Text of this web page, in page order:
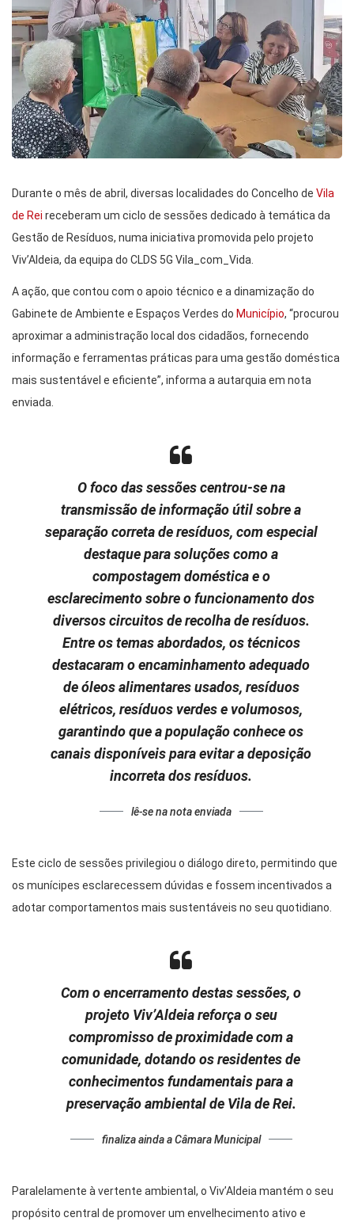
Durante o mês de abril, diversas localidades do Concelho de Vila
de Rei receberam um ciclo de sessões dedicado à temática da
Gestão de Resíduos, numa iniciativa promovida pelo projeto
Viv’Aldeia, da equipa do CLDS 5G Vila_com_Vida.
A ação, que contou com o apoio técnico e a dinamização do
Gabinete de Ambiente e Espaços Verdes do Município, “procurou
aproximar a administração local dos cidadãos, fornecendo
informação e ferramentas práticas para uma gestão doméstica
mais sustentável e eficiente”, informa a autarquia em nota
enviada.
O foco das sessões centrou-se na
transmissão de informação útil sobre a
separação correta de resíduos, com especial
destaque para soluções como a
compostagem doméstica e o
esclarecimento sobre o funcionamento dos
diversos circuitos de recolha de resíduos.
Entre os temas abordados, os técnicos
destacaram o encaminhamento adequado
de óleos alimentares usados, resíduos
elétricos, resíduos verdes e volumosos,
garantindo que a população conhece os
canais disponíveis para evitar a deposição
incorreta dos resíduos.
lê-se na nota enviada
Este ciclo de sessões privilegiou o diálogo direto, permitindo que
os munícipes esclarecessem dúvidas e fossem incentivados a
adotar comportamentos mais sustentáveis no seu quotidiano.
Com o encerramento destas sessões, o
projeto Viv’Aldeia reforça o seu
compromisso de proximidade com a
comunidade, dotando os residentes de
conhecimentos fundamentais para a
preservação ambiental de Vila de Rei.
finaliza ainda a Câmara Municipal
Paralelamente à vertente ambiental, o Viv’Aldeia mantém o seu
propósito central de promover um envelhecimento ativo e